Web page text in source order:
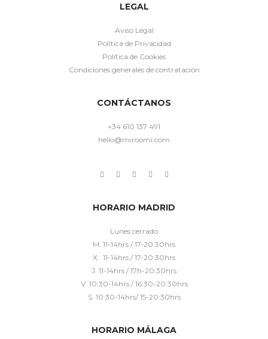
LEGAL
Aviso Legal
Política de Privacidad
Política de Cookies
Condiciones generales de contratación
CONTÁCTANOS
+34 610 137 491
hello@miroomi.com
HORARIO MADRID
Lunes cerrado
M. 11-14hrs / 17-20:30hrs
X. 11-14hrs / 17-20:30hrs
J. 11-14hrs / 17h-20:30hrs
V. 10:30-14hrs / 16:30-20:30hrs
S. 10:30-14hrs/ 15-20:30hrs
HORARIO MÁLAGA